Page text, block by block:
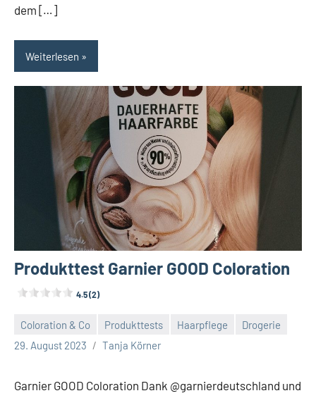
dem […]
Weiterlesen
Produkttest Garnier GOOD Coloration
4.5 (2)
Coloration & Co Produkttests Haarpflege
Drogerie
29. August 2023
Tanja Körner
Keine
Garnier GOOD Coloration Dank @garnierdeutschland und